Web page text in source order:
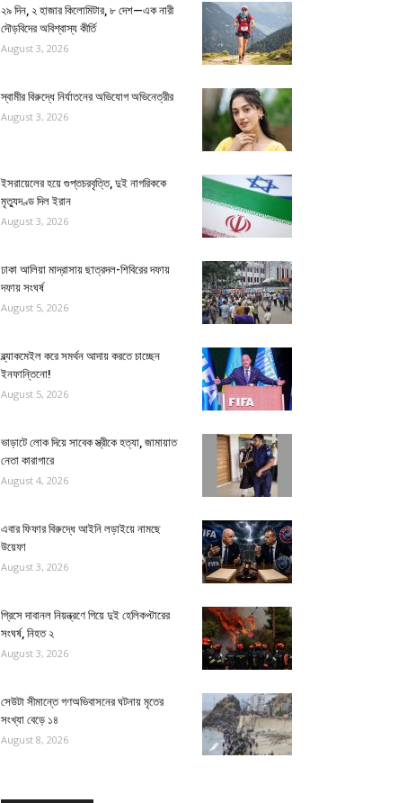
২৯ দিন, ২ হাজার কিলোমিটার, ৮ দেশ—এক নারী
দৌড়বিদের অবিশ্বাস্য কীর্তি
August 3, 2026
স্বামীর বিরুদ্ধে নির্যাতনের অভিযোগ অভিনেত্রীর
August 3, 2026
ইসরায়েলের হয়ে গুপ্তচরবৃত্তি, দুই নাগরিককে
মৃত্যুদণ্ড দিল ইরান
August 3, 2026
ঢাকা আলিয়া মাদ্রাসায় ছাত্রদল-শিবিরের দফায়
দফায় সংঘর্ষ
August 5, 2026
ব্ল্যাকমেইল করে সমর্থন আদায় করতে চাচ্ছেন
ইনফান্তিনো!
August 5, 2026
ভাড়াটে লোক দিয়ে সাবেক স্ত্রীকে হত্যা, জামায়াত
নেতা কারাগারে
August 4, 2026
এবার ফিফার বিরুদ্ধে আইনি লড়াইয়ে নামছে
উয়েফা
August 3, 2026
গ্রিসে দাবানল নিয়ন্ত্রণে গিয়ে দুই হেলিকপ্টারের
সংঘর্ষ, নিহত ২
August 3, 2026
সেউটা সীমান্তে গণঅভিবাসনের ঘটনায় মৃতের
সংখ্যা বেড়ে ১৪
August 8, 2026